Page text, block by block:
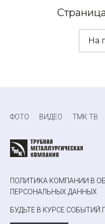
На
ФОТО ВИДЕО ТМК ТВ
ПОЛИТИКА КОМПАНИИ В
ПЕРСОНАЛЬНЫХ ДАННЫХ
БУДЬТЕ В КУРСЕ СОБЫТИЙ